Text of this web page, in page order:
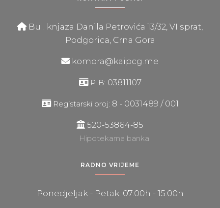
Bul. knjaza Danila Petrovića 13/32, VI sprat,
Podgorica, Crna Gora
komora@kaipcg.me
PIB: 03811107
Registarski broj: 8 - 0031489 / 001
520-53864-85
Hipotekarna banka
RADNO VRIJEME
Ponedjeljak - Petak: 07:00h - 15:00h